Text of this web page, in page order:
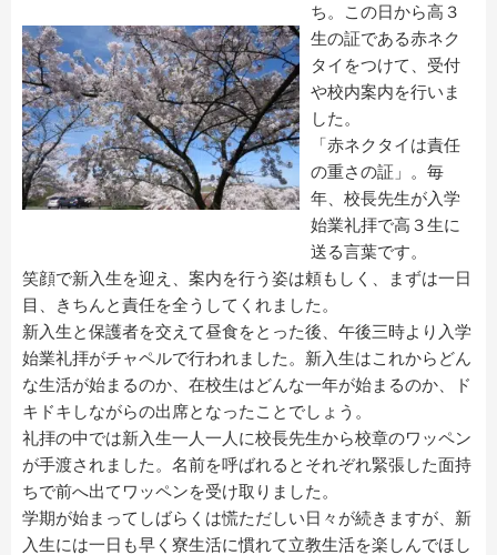
ち。この日から高３
生の証である赤ネク
タイをつけて、受付
や校内案内を行いま
した。
「赤ネクタイは責任
の重さの証」。毎
年、校長先生が入学
始業礼拝で高３生に
送る言葉です。
笑顔で新入生を迎え、案内を行う姿は頼もしく、まずは一日
目、きちんと責任を全うしてくれました。
新入生と保護者を交えて昼食をとった後、午後三時より入学
始業礼拝がチャペルで行われました。新入生はこれからどん
な生活が始まるのか、在校生はどんな一年が始まるのか、ド
キドキしながらの出席となったことでしょう。
礼拝の中では新入生一人一人に校長先生から校章のワッペン
が手渡されました。名前を呼ばれるとそれぞれ緊張した面持
ちで前へ出てワッペンを受け取りました。
学期が始まってしばらくは慌ただしい日々が続きますが、新
入生には一日も早く寮生活に慣れて立教生活を楽しんでほし